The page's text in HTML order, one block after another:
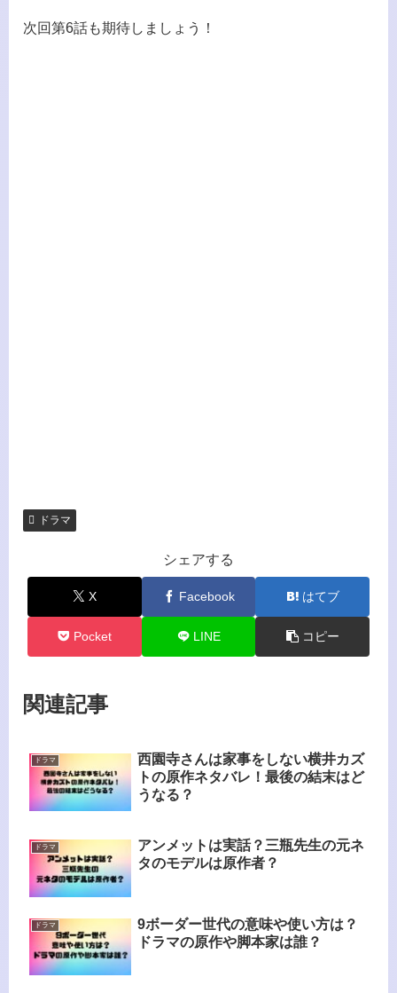
次回第6話も期待しましょう！
ドラマ
シェアする
X Facebook はてブ
Pocket LINE コピー
関連記事
ドラマ
西園寺さんは家事をしない横井カズ
トの原作ネタバレ！最後の結末はど
うなる？
ドラマ
アンメットは実話？三瓶先生の元ネ
タのモデルは原作者？
ドラマ
9ボーダー世代の意味や使い方は？
ドラマの原作や脚本家は誰？